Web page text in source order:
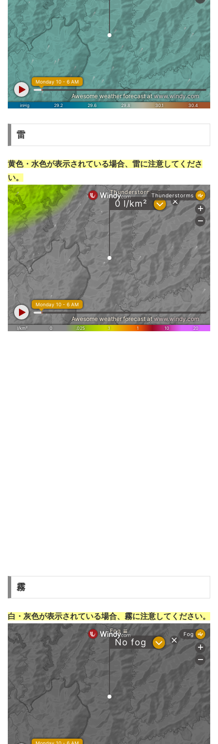
雷
黄色・水色が表示されている場合、雷に注意してくださ
い。
霧
白・灰色が表示されている場合、霧に注意してください。